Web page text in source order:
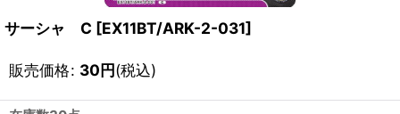
サーシャ C [EX11BT/ARK-2-031]
販売価格: 30円(税込)